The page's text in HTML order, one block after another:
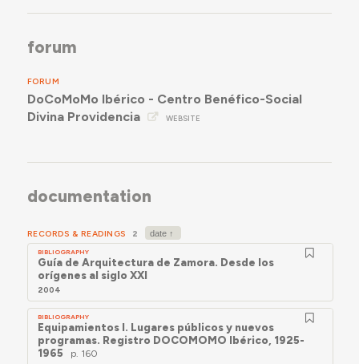
forum
FORUM
DoCoMoMo Ibérico - Centro Benéfico-Social
Divina Providencia
WEBSITE
documentation
RECORDS & READINGS 2
BIBLIOGRAPHY
Guía de Arquitectura de Zamora. Desde los
orígenes al siglo XXI
2004
BIBLIOGRAPHY
Equipamientos I. Lugares públicos y nuevos
programas. Registro DOCOMOMO Ibérico, 1925-
1965
p. 160